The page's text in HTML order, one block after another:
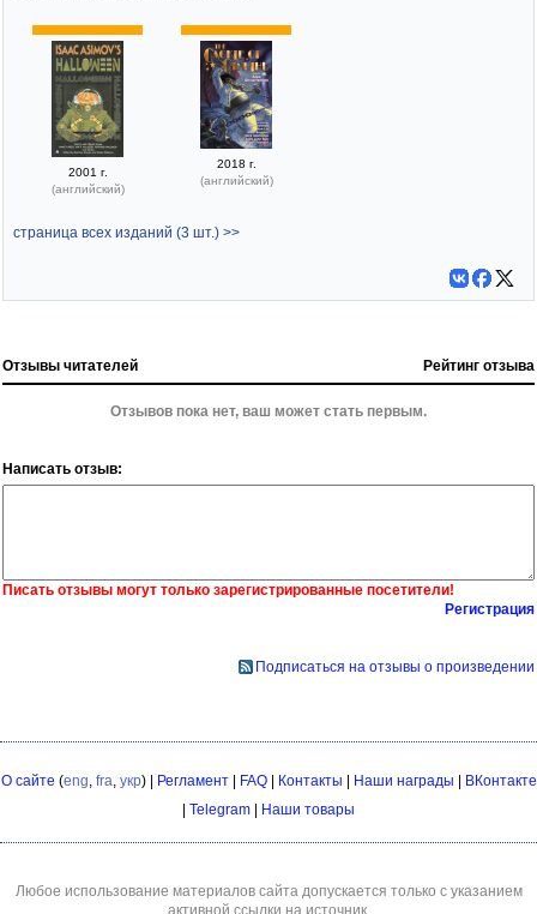
2001 г.
(английский)
2018 г.
(английский)
страница всех изданий (3 шт.) >>
Отзывы читателей Рейтинг отзыва
Отзывов пока нет, ваш может стать первым.
Написать отзыв:
Писать отзывы могут только зарегистрированные посетители!
Регистрация
Подписаться на отзывы о произведении
О сайте (eng fra укр) | Регламент| FAQ| Контакты | Наши награды | ВКонтакте
| Telegram | Наши товары
Любое использование материалов сайта допускается только с указанием
активной ссылки на источник.